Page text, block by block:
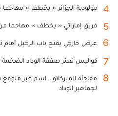
4 مولودية الجزائر « يخطف » مهاجما
5 فريق إماراتي « يخطف » مهاجما من
6 عرض خارجي يفتح باب الرحيل أمام
7 كواليس تعثر صفقة الوداد
8
مفاجأة الميركاتو... اسم غير
لجماهير الوداد